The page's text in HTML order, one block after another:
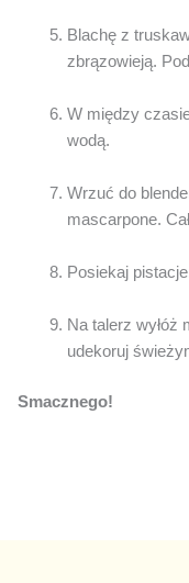
Blachę z
zbrązowieją.
W między
wodą.
Wrzuć do
mascarpone.
Posiekaj
Na talerz wyłóż
udekoruj
Smacznego!